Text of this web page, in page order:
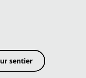
sentier